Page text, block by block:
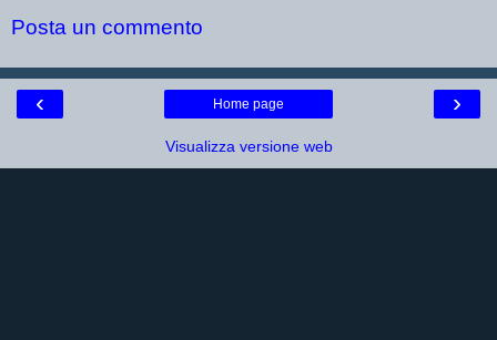
Posta un commento
‹ ›
Home page
Visualizza versione web